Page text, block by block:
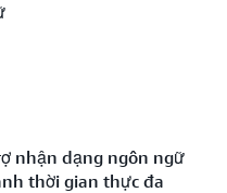
nhận dạng ngôn ngữ
thời gian thực đa